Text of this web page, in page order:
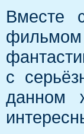
Вместе
с
данном